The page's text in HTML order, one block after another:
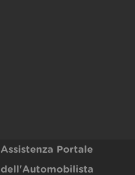
Assistenza Portale
dell'Automobilista